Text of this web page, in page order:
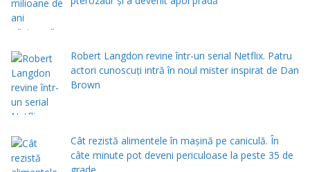
Robert Langdon revine într-un serial Netflix. Patru
actori cunoscuți intră în noul mister inspirat de Dan
Brown
Cât rezistă alimentele în mașină pe caniculă. În
câte minute pot deveni periculoase la peste 35 de